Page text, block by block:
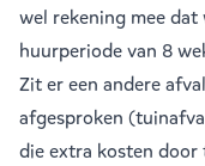
wel rekening mee dat
huurperiode van 8
Zit er een andere
afgesproken
die extra kosten door